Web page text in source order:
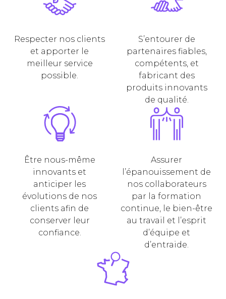
Respecter nos clients
et apporter le
meilleur service
possible.
S’entourer de
partenaires fiables,
compétents, et
fabricant des
produits innovants
de qualité.
Être nous-même
innovants et
anticiper les
évolutions de nos
clients afin de
conserver leur
confiance.
Assurer
l’épanouissement de
nos collaborateurs
par la formation
continue, le bien-être
au travail et l’esprit
d’équipe et
d’entraide.